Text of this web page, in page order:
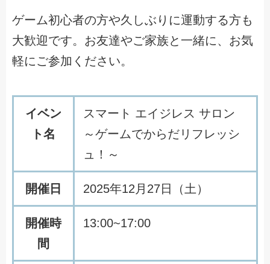
ゲーム初心者の方や久しぶりに運動する方も
大歓迎です。お友達やご家族と一緒に、お気
軽にご参加ください。
イベン
ト名
スマート エイジレス サロン
～ゲームでからだリフレッシ
ュ！～
開催日 2025年12月27日（土）
開催時
間
13:00~17:00